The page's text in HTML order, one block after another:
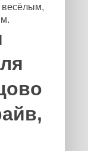
весёлым,